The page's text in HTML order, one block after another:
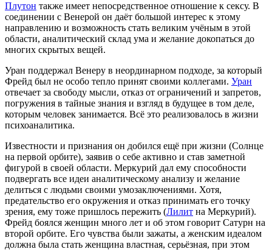
Плутон также имеет непосредственное отношение к сексу. В
соединении с Венерой он даёт большой интерес к этому
направлению и возможность стать великим учёным в этой
области, аналитический склад ума и желание докопаться до
многих скрытых вещей.
Уран поддержал Венеру в неординарном подходе, за который
Фрейд был не особо тепло принят своими коллегами. Уран
отвечает за свободу мысли, отказ от ограничений и запретов,
погружения в тайные знания и взгляд в будущее в том деле,
которым человек занимается. Всё это реализовалось в жизни
психоаналитика.
Известности и признания он добился ещё при жизни (Солнце
на первой орбите), заявив о себе активно и став заметной
фигурой в своей области. Меркурий дал ему способности
подвергать все идеи аналитическому анализу и желание
делиться с людьми своими умозаключениями. Хотя,
предательство его окружения и отказ принимать его точку
зрения, ему тоже пришлось пережить (Лилит на Меркурий).
Фрейд боялся женщин много лет и об этом говорит Сатурн на
второй орбите. Его чувства были зажаты, а женским идеалом
должна была стать женщина властная, серьёзная, при этом